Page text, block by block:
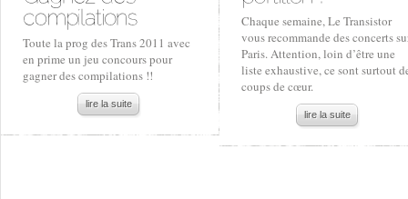
Toute la prog des Trans 2011 avec
en prime un jeu concours pour
gagner des compilations !!
lire la suite
Chaque semaine, Le Transistor
vous recommande des concerts
Paris. Attention, loin d’être une
liste exhaustive, ce sont surtout
coups de cœur.
lire la suite